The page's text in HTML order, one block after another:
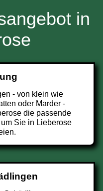
in
- von klein wie
oder Marder -
die passende
Sie in Lieberose